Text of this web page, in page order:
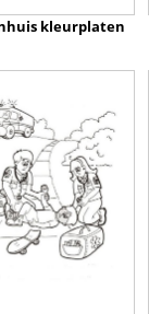
kleurplaten